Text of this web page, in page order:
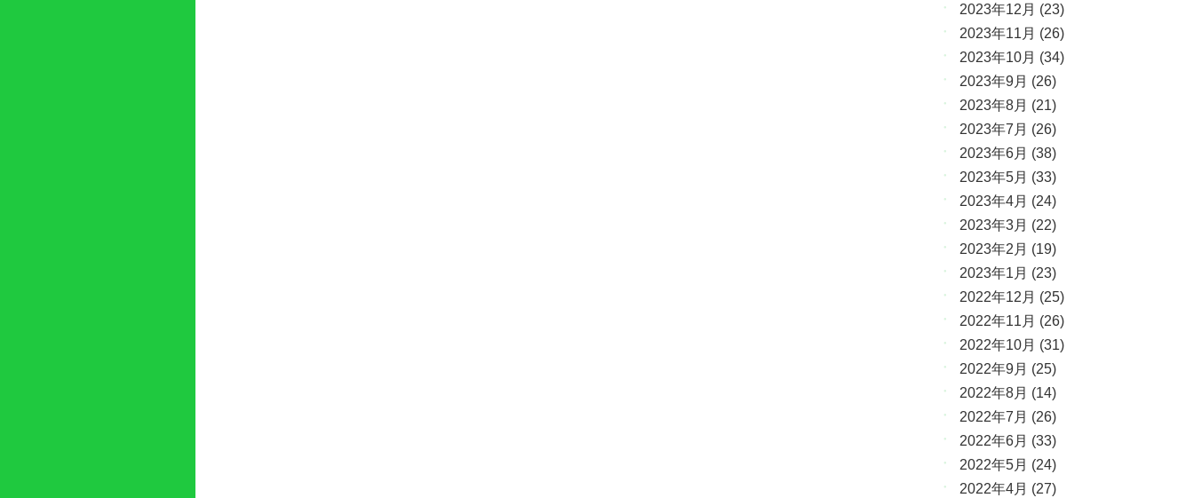
2023年12月 (23)
2023年11月 (26)
2023年10月 (34)
2023年9月 (26)
2023年8月 (21)
2023年7月 (26)
2023年6月 (38)
2023年5月 (33)
2023年4月 (24)
2023年3月 (22)
2023年2月 (19)
2023年1月 (23)
2022年12月 (25)
2022年11月 (26)
2022年10月 (31)
2022年9月 (25)
2022年8月 (14)
2022年7月 (26)
2022年6月 (33)
2022年5月 (24)
2022年4月 (27)